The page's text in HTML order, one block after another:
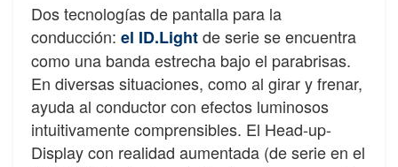
Dos tecnologías de pantalla para la
conducción: el ID.Lightde serie se encuentra
como una banda estrecha bajo el parabrisas.
En diversas situaciones, como al girar y frenar,
ayuda al conductor con efectos luminosos
intuitivamente comprensibles. El Head-up-
Display con realidad aumentada (de serie en el